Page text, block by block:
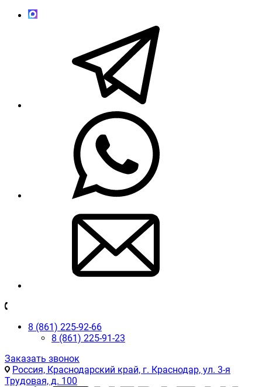
8 (861) 225-92-66
8 (861) 225-91-23
Заказать звонок
Россия, Краснодарский край, г. Краснодар, ул. 3-я
Трудовая, д. 100